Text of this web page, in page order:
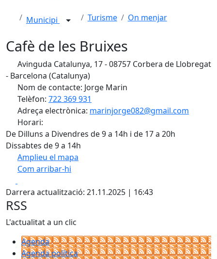
Municipi Turisme On menjar
Cafè de les Bruixes
Avinguda Catalunya, 17 - 08757 Corbera de Llobregat
- Barcelona (Catalunya)
Nom de contacte: Jorge Marin
Telèfon: 722 369 931
Adreça electrònica: marinjorge082@gmail.com
Horari:
De Dilluns a Divendres de 9 a 14h i de 17 a 20h
Dissabtes de 9 a 14h
Amplieu el mapa
Com arribar-hi
+
−
Darrera actualització: 21.11.2025 | 16:43
RSS
L'actualitat a un clic
Agenda
Agenda política